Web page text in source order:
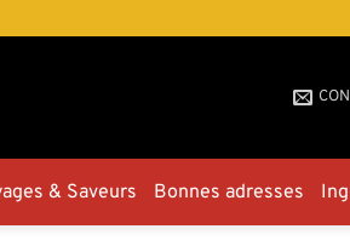
& Saveurs Bonnes adresses